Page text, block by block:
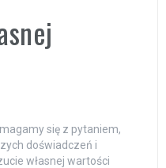
się z pytaniem,
doświadczeń i
własnej wartości